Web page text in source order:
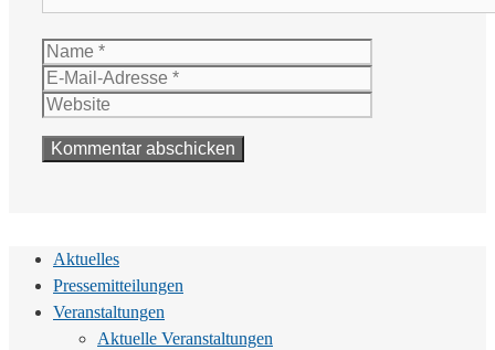
Name
Aktuelles
Pressemitteilungen
Veranstaltungen
Aktuelle Veranstaltungen